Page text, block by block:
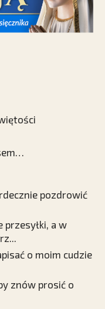
pozdrowić
przesyłki, a w
o moim cudzie
znów prosić o